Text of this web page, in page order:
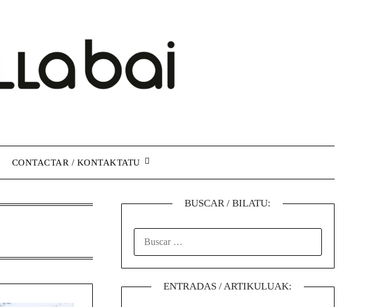
CONTACTAR / KONTAKTATU
BUSCAR / BILATU:
ENTRADAS / ARTIKULUAK: